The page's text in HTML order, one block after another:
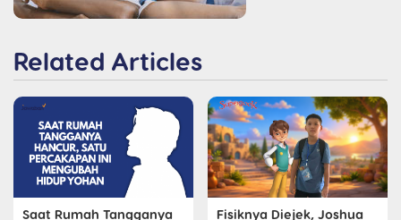
Related Articles
Saat Rumah Tangganya
Fisiknya Diejek, Joshua